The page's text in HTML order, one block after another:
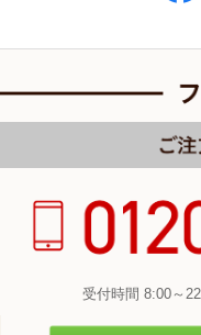
受付時間 8:00～